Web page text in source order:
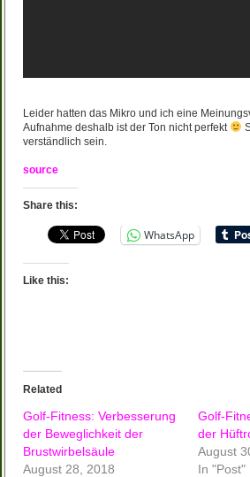
Leider hatten das Mikro und ich eine
Aufnahme deshalb ist der Ton nicht perfekt
verständlich sein.
source
Share this:
WhatsApp
Like this:
Related
Golf-Fitness: Verbesserung
der Beweglichkeit der
Brustwirbelsäule
August 28, 2018
Golf-
der
August
In "Post"